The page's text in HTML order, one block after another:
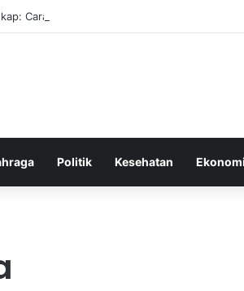
Cara Membuat Website Gratis Tanpa Coding
Politik Kesehatan Ekonomi